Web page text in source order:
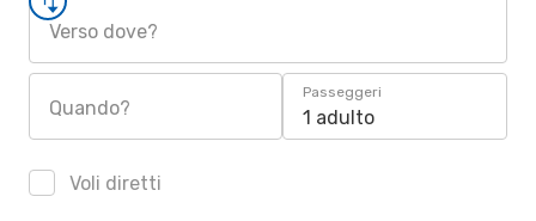
Verso dove?
Quando?
Passeggeri
1 adulto
Voli diretti